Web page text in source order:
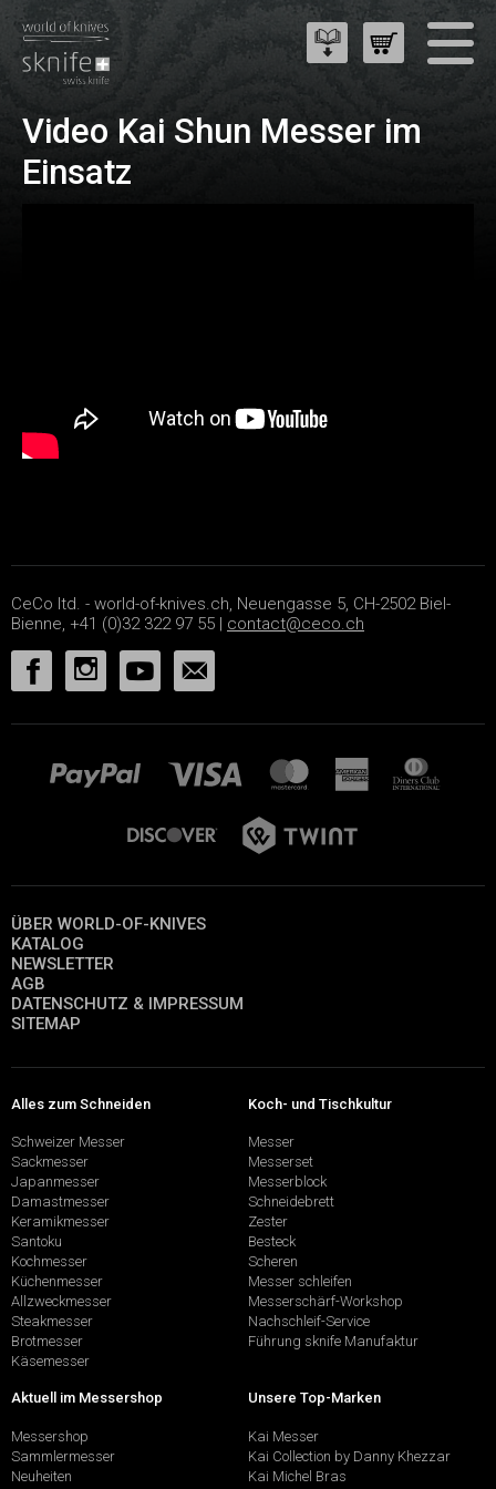
Video Kai Shun Messer im
Einsatz
CeCo ltd. - world-of-knives.ch, Neuengasse 5, CH-2502 Biel-
Bienne, +41 (0)32 322 97 55 | contact@ceco.ch
ÜBER WORLD-OF-KNIVES
KATALOG
NEWSLETTER
AGB
DATENSCHUTZ & IMPRESSUM
SITEMAP
Alles zum Schneiden
Schweizer Messer
Sackmesser
Japanmesser
Damastmesser
Keramikmesser
Santoku
Kochmesser
Küchenmesser
Allzweckmesser
Steakmesser
Brotmesser
Käsemesser
Koch- und Tischkultur
Messer
Messerset
Messerblock
Schneidebrett
Zester
Besteck
Scheren
Messer schleifen
Messerschärf-Workshop
Nachschleif-Service
Führung sknife Manufaktur
Aktuell im Messershop
Messershop
Sammlermesser
Neuheiten
Unsere Top-Marken
Kai Messer
Kai Collection by Danny Khezzar
Kai Michel Bras